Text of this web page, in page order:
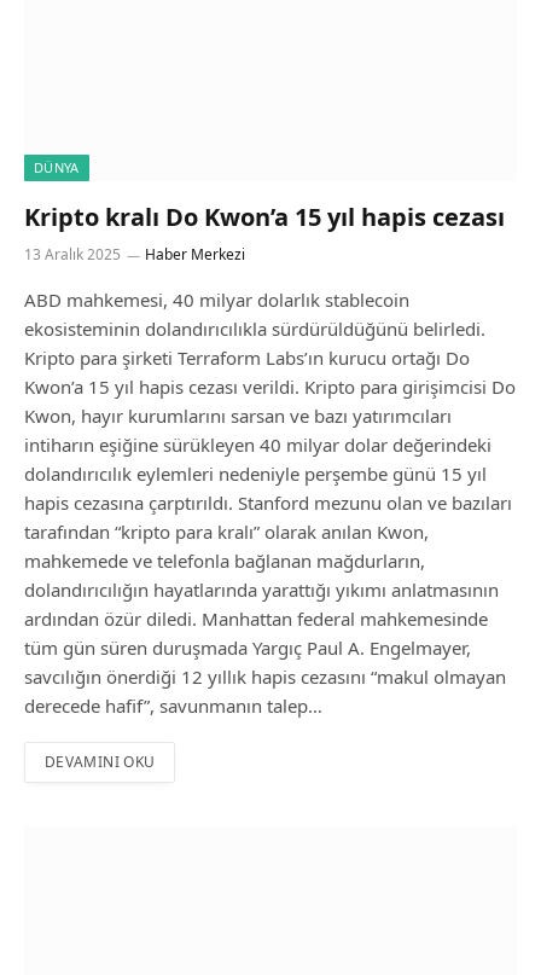
DÜNYA
Kripto kralı Do Kwon’a 15 yıl hapis cezası
13 Aralık 2025 Haber Merkezi
ABD mahkemesi, 40 milyar dolarlık stablecoin
ekosisteminin dolandırıcılıkla sürdürüldüğünü belirledi.
Kripto para şirketi Terraform Labs’ın kurucu ortağı Do
Kwon’a 15 yıl hapis cezası verildi. Kripto para girişimcisi Do
Kwon, hayır kurumlarını sarsan ve bazı yatırımcıları
intiharın eşiğine sürükleyen 40 milyar dolar değerindeki
dolandırıcılık eylemleri nedeniyle perşembe günü 15 yıl
hapis cezasına çarptırıldı. Stanford mezunu olan ve bazıları
tarafından “kripto para kralı” olarak anılan Kwon,
mahkemede ve telefonla bağlanan mağdurların,
dolandırıcılığın hayatlarında yarattığı yıkımı anlatmasının
ardından özür diledi. Manhattan federal mahkemesinde
tüm gün süren duruşmada Yargıç Paul A. Engelmayer,
savcılığın önerdiği 12 yıllık hapis cezasını “makul olmayan
derecede hafif”, savunmanın talep…
DEVAMINI OKU